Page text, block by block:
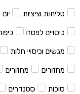
טליתות וציציות
כיסויים לפסח
מגשים וכיסויי חלות
מחזורים מחזורים
סוכות סטנדרים